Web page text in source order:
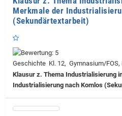
Merkmale der
(Sekundärtextarbeit)
Geschichte Kl. 12, Gymnasium/
Klausur z. Thema Industrialisierung
Industrialisierung nach Komlos